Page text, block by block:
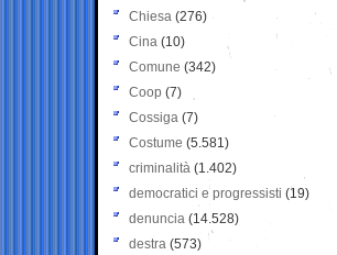
Chiesa (276)
Cina (10)
Comune (342)
Coop (7)
Cossiga (7)
Costume (5.581)
criminalità (1.402)
democratici e progressisti (19)
denuncia (14.528)
destra (573)